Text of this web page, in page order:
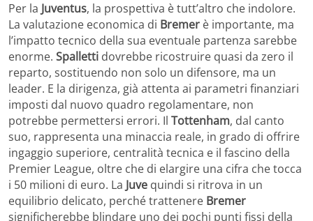
Per la Juventus, la prospettiva è tutt’altro che indolore.
La valutazione economica di Bremer è importante, ma
l’impatto tecnico della sua eventuale partenza sarebbe
enorme. Spalletti dovrebbe ricostruire quasi da zero il
reparto, sostituendo non solo un difensore, ma un
leader. E la dirigenza, già attenta ai parametri finanziari
imposti dal nuovo quadro regolamentare, non
potrebbe permettersi errori. Il Tottenham, dal canto
suo, rappresenta una minaccia reale, in grado di offrire
ingaggio superiore, centralità tecnica e il fascino della
Premier League, oltre che di elargire una cifra che tocca
i 50 milioni di euro. La Juve quindi si ritrova in un
equilibrio delicato, perché trattenere Bremer
significherebbe blindare uno dei pochi punti fissi della